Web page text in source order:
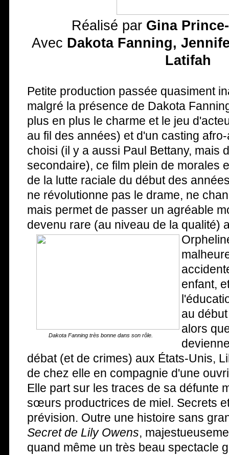
Réalisé par Gina
Avec Dakota Fanning,
Latifah
Petite production passée quasiment
malgré la présence de Dakota
plus en plus le charme et le jeu
au fil des années) et d'un casting
choisi (il y a aussi Paul Bettany, mais
secondaire), ce film plein de morales
de la lutte raciale du début des
ne révolutionne pas le drame, ne
mais permet de passer un agréable
devenu rare (au niveau de la qualité)
Dakota Fanning très bonne dans son rôle.
enfant,
au
alors
débat (et de crimes) aux États-Unis,
de chez elle en compagnie d'une
Elle part sur les traces de sa défunte
sœurs productrices de miel. Secrets
prévision. Outre une histoire sans
Secret de Lily Owens,
quand même un très beau spectacle